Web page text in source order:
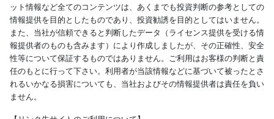
ット情報など全てのコンテンツは、あくまでも投資判断の参考としての
情報提供を目的としたものであり、投資勧誘を目的としてはいません。
また、当社が信頼できると判断したデータ（ライセンス提供を受ける情
報提供者のものも含みます）により作成しましたが、その正確性、安全
性等について保証するものではありません。ご利用はお客様の判断と責
任のもとに行って下さい。利用者が当該情報などに基づいて被ったとさ
れるいかなる損害についても、当社およびその情報提供者は責任を負い
ません。